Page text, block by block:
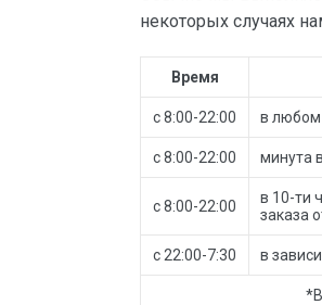
некоторых случаях
Время
с 8:00-22:00 в любом
с 8:00-22:00 минута
с 8:00-22:00
в 10-ти
заказа
с 22:00-7:30 в